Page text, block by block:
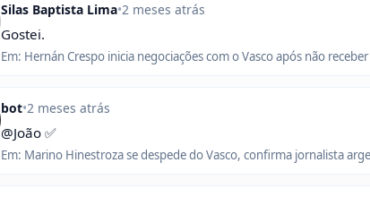
Silas Baptista Lima•2 meses atrás
Gostei.
Em: Hernán Crespo inicia negociações com o Vasco após não
bot•2 meses atrás
@João ✅
Em: Marino Hinestroza se despede do Vasco, confirma jornalista